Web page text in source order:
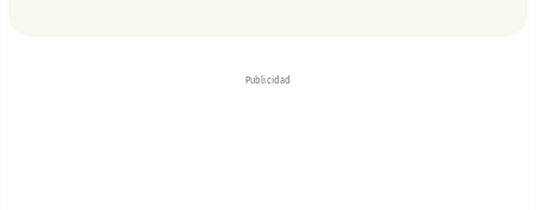
Publicidad